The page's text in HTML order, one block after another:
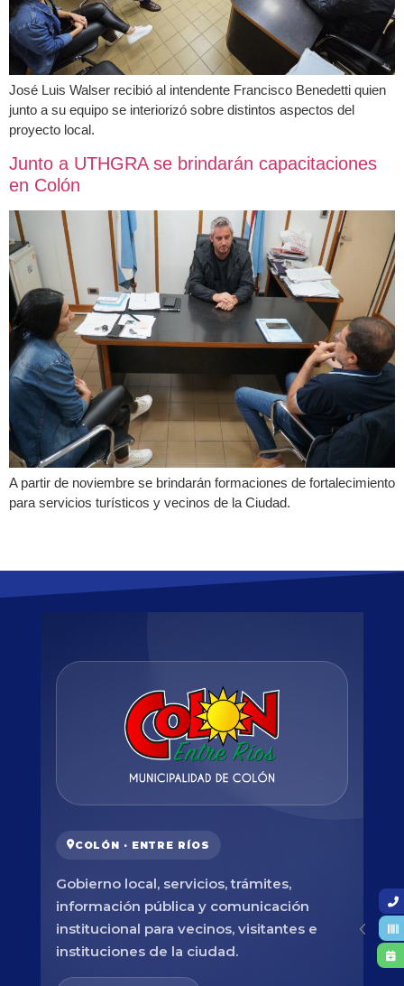
José Luis Walser recibió al intendente Francisco Benedetti quien
junto a su equipo se interiorizó sobre distintos aspectos del
proyecto local.
Junto a UTHGRA se brindarán capacitaciones
en Colón
A partir de noviembre se brindarán formaciones de fortalecimiento
para servicios turísticos y vecinos de la Ciudad.
COLÓN · ENTRE RÍOS
Gobierno local, servicios, trámites,
información pública y comunicación
institucional para vecinos, visitantes e
instituciones de la ciudad.